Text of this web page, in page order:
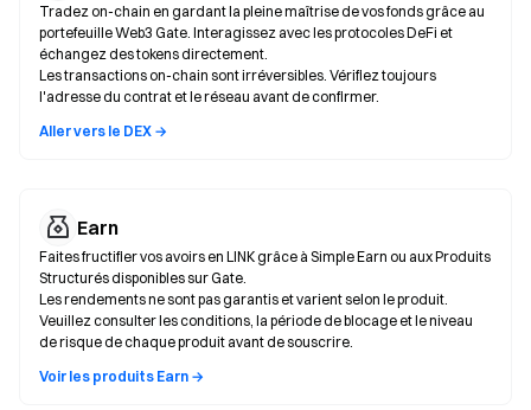
Tradez on-chain en gardant la pleine maîtrise de vos fonds grâce au
portefeuille Web3 Gate. Interagissez avec les protocoles DeFi et
échangez des tokens directement.
Les transactions on-chain sont irréversibles. Vérifiez toujours
l'adresse du contrat et le réseau avant de confirmer.
Aller vers le DEX →
Earn
Faites fructifier vos avoirs en LINK grâce à Simple Earn ou aux Produits
Structurés disponibles sur Gate.
Les rendements ne sont pas garantis et varient selon le produit.
Veuillez consulter les conditions, la période de blocage et le niveau
de risque de chaque produit avant de souscrire.
Voir les produits Earn →